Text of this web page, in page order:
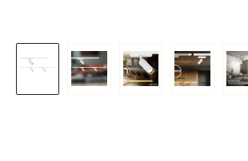
Bildergalerie überspringen